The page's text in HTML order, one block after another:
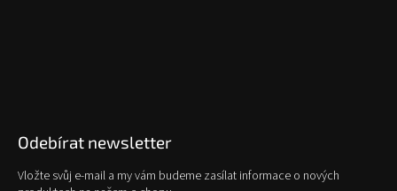
Odebírat newsletter
Vložte svůj e-mail a my vám budeme zasílat informace o nových